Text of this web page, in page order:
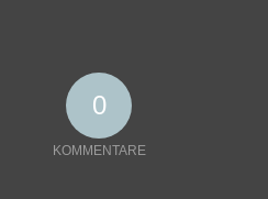
0
KOMMENTARE